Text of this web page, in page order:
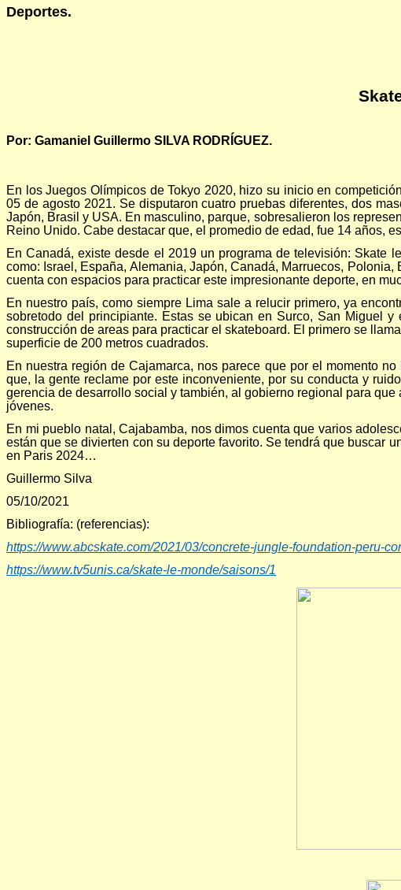
Deportes.
Por: Gamaniel Guillermo SILVA RODRÍGUEZ.
En los Juegos Olímpicos de Tokyo 2020, hizo su inicio en
05 de agosto 2021. Se disputaron cuatro pruebas diferentes, dos
Japón, Brasil y USA. En masculino, parque, sobresalieron los
Reino Unido. Cabe destacar que, el promedio de edad, fue 14 años,
En Canadá, existe desde el 2019 un programa de televisión: Skate
como: Israel, España, Alemania, Japón, Canadá, Marruecos,
cuenta con espacios para practicar este impresionante deporte, en
En nuestro país, como siempre Lima sale a relucir primero, ya
sobretodo del principiante. Estas se ubican en Surco, San Miguel
construcción de areas para practicar el skateboard. El primero se
superficie de 200 metros cuadrados.
En nuestra región de Cajamarca, nos parece que por el momento
que, la gente reclame por este inconveniente, por su conducta y
gerencia de desarrollo social y también, al gobierno regional para
jóvenes.
En mi pueblo natal, Cajabamba, nos dimos cuenta que varios
están que se divierten con su deporte favorito. Se tendrá que buscar
en Paris 2024…
Guillermo Silva
05/10/2021
Bibliografía: (referencias):
https://www.abcskate.com/2021/03/concrete-jungle-foundation-peru-
https://www.tv5unis.ca/skate-le-monde/saisons/1